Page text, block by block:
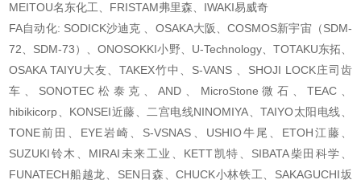
MEITOU名东化工、FRISTAM弗里森、IWAKI易威奇
FA自动化: SODICK沙迪克 、OSAKA大阪、COSMOS新宇宙（SDM-
72、SDM-73）、ONOSOKKI小野、U-Technology、TOTAKU东拓、
OSAKA TAIYU大友、TAKEX竹中、S-VANS 、SHOJI LOCK庄司齿
车、SONOTEC松泰克、AND、MicroStone微石、TEAC、
hibikicorp、KONSEI近藤、二宫电线NINOMIYA、TAIYO太阳电线、
TONE前田、EYE岩崎、S-VSNAS、USHIO牛尾、ETOH江藤、
SUZUKI铃木、MIRAI未来工业、KETT凯特、SIBATA柴田科学、
FUNATECH船越龙、SEN日森、CHUCK小林铁工、SAKAGUCHI坂